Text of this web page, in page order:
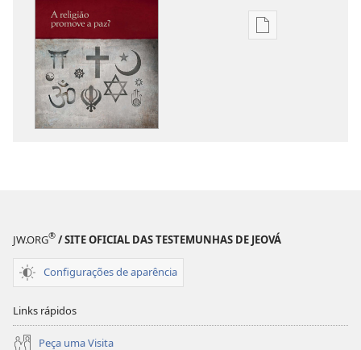
Opções
JW.ORG® / SITE OFICIAL DAS TESTEMUNHAS DE JEOVÁ
Configurações de aparência
Links rápidos
Peça uma Visita